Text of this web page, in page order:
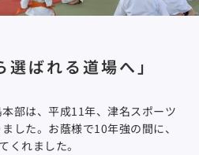
選ばれる道場へ」
は、平成11年、津名スポーツ
した。お蔭様で10年強の間に、
くれました。